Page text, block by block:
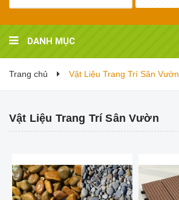
DANH MỤC
Trang chủ Vật Liệu Trang Trí Sân Vườn
Vật Liệu Trang Trí Sân Vườn